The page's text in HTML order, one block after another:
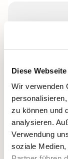
Diese
Wir verwenden
zu können und
analysieren.
Verwendung
soziale
Leitung: